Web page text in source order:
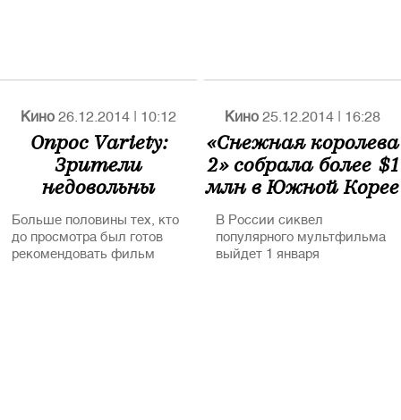
Кино 26.12.2014 | 10:12
Опрос Variety:
Зрители
недовольны
Больше половины тех, кто
до просмотра был готов
рекомендовать фильм
Кино 25.12.2014 | 16:28
«Снежная королева
2» собрала более $1
млн в Южной Корее
В России сиквел
популярного мультфильма
выйдет 1 января